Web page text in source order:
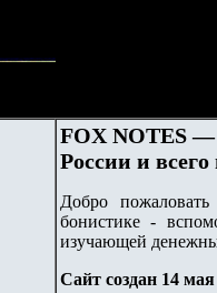
FOX NOTES
России и
Добро
бонистике -
изучающей
Сайт создан 14 мая